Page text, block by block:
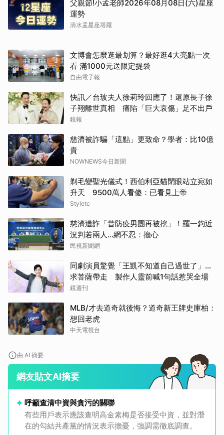
父親節!小孟老師2026年08月08日(六)星座
運勢
清水孟星座塔羅
文博會怎麼逛最划算？最好逛4大亮點一次
看 滿1000元送限定提袋
自由電子報
快訊／台玻夫人徐莉玲回應了！還原長子徐
子翔離世真相 痛陷「巨大哀傷」足不出戶
鏡報
慈濟被詐騙「這點」更致命？學者：比10億
貴
NOWNEWS今日新聞
剃毛變聖光儀式！西伯利亞貓閉眼站立宛如
升天 9500萬人看傻：已看見上帝
Styletc
慈濟遭詐「昔防疫男團再被挖」！羅一鈞近
況判若兩人…網不忍：擔心
民視新聞網
同劇演員驚覺「王凱不知道自己過世了」...
求菩薩帶走 製作人靈前喊1句話惹哭全場
鏡週刊
MLB/才去道奇就後悔？道奇新王牌史庫柏：
想回老虎
中天電視台
由 AI 摘要
網友貼文AI摘要
呼籲查清中資與貪污的關聯
有些用戶表示應該查明高金素梅是否接受中資，並對潛
在的勾結共產黨的情況表示擔憂，強調需徹底調查。
取消